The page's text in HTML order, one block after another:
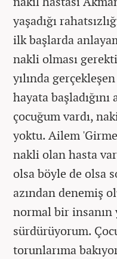
yaşadığı
ilk başlarda
nakli olması
yılında
hayata
çocuğum vardı,
yoktu. Ailem
nakli olan hasta
olsa böyle de olsa
azından denemiş
normal bir insanın
sürdürüyorum.
torunlarıma